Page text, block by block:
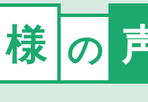
様 の